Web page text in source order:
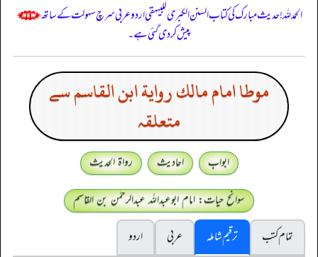
الحمدللہ! حدیث مبارک کی کتاب السنن الكبرى للبيهقي اردو عربی سرچ سہولت کے ساتھ
پیش کر دی گئی ہے۔
موطا امام مالك رواية ابن القاسم سے
متعلقہ
ابواب احادیث
رواۃ الحدیث
سوانح حیات: امام ابوعبداللہ عبدالرحمٰن بن القاسم
تمام کتب
ترقیم شاملہ عربی
اردو